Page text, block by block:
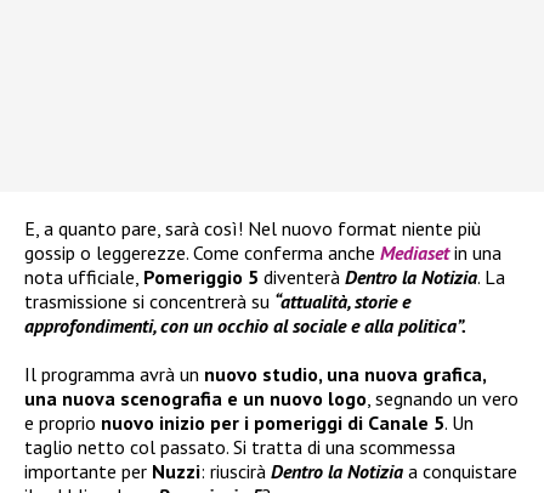
E, a quanto pare, sarà così! Nel nuovo format niente più
gossip o leggerezze. Come conferma anche Mediasetin una
nota ufficiale, Pomeriggio 5 diventerà Dentro la Notizia. La
trasmissione si concentrerà su “attualità, storie e
approfondimenti, con un occhio al sociale e alla politica”.
Il programma avrà un nuovo studio, una nuova grafica,
una nuova scenografia e un nuovo logo, segnando un vero
e proprio nuovo inizio per i pomeriggi di Canale 5. Un
taglio netto col passato. Si tratta di una scommessa
importante per Nuzzi: riuscirà Dentro la Notizia a conquistare